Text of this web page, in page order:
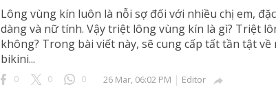
Lông vùng kín luôn là nỗi sợ đối với nhiều chị em,
dàng và nữ tính. Vậy triệt lông vùng kín là gì? Triệt
không? Trong bài viết này, sẽ cung cấp tất tần tật
bikini...
0 0 0 26 Mar, 06:02 PM Editor 